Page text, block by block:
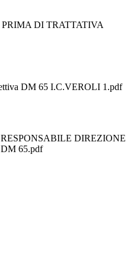
DI TRATTATIVA
DM 65 I.C.VEROLI 1.pdf
DIREZIONE
65.pdf